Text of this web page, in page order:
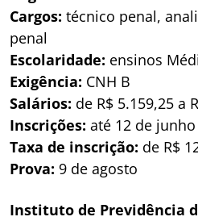
Cargos: técnico penal,
penal
Escolaridade: ensinos
Exigência: CNH B
Salários: de R$ 5.159,25 a
Inscrições: até 12 de junho
Taxa de inscrição: de R$
Prova: 9 de agosto
Instituto de Previdência